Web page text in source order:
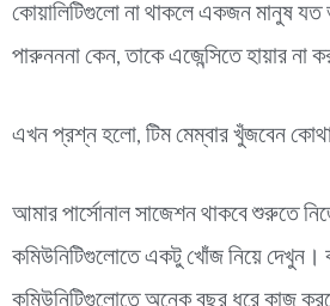
কোয়ালিটিগুলো না থাকলে একজন মানুষ যত
পারুনননা কেন, তাকে এজেন্সিতে হায়ার না
এখন প্রশ্ন হলো, টিম মেম্বার খুঁজবেন
আমার পার্সোনাল সাজেশন থাকবে শুরুতে
কমিউনিটিগুলোতে একটু খোঁজ নিয়ে দেখুন।
কমিউনিটিগুলোতে অনেক বছর ধরে কাজ